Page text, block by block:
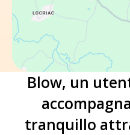
Blow, un
tranquillo